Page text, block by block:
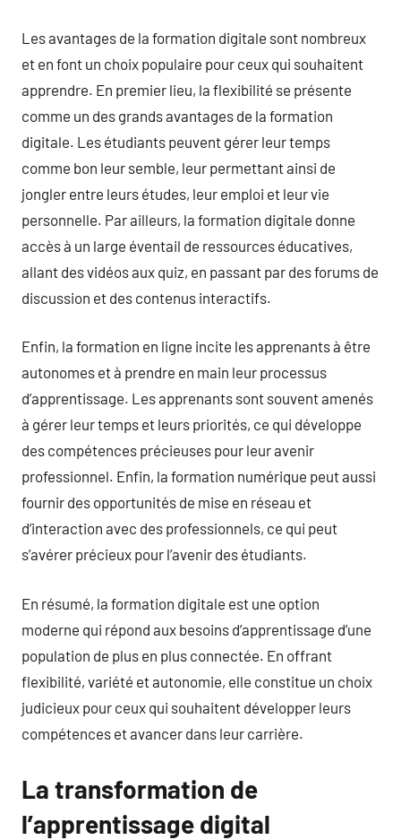
Les avantages de la formation digitale sont nombreux
et en font un choix populaire pour ceux qui souhaitent
apprendre. En premier lieu, la flexibilité se présente
comme un des grands avantages de la formation
digitale. Les étudiants peuvent gérer leur temps
comme bon leur semble, leur permettant ainsi de
jongler entre leurs études, leur emploi et leur vie
personnelle. Par ailleurs, la formation digitale donne
accès à un large éventail de ressources éducatives,
allant des vidéos aux quiz, en passant par des forums de
discussion et des contenus interactifs.
Enfin, la formation en ligne incite les apprenants à être
autonomes et à prendre en main leur processus
d’apprentissage. Les apprenants sont souvent amenés
à gérer leur temps et leurs priorités, ce qui développe
des compétences précieuses pour leur avenir
professionnel. Enfin, la formation numérique peut aussi
fournir des opportunités de mise en réseau et
d’interaction avec des professionnels, ce qui peut
s’avérer précieux pour l’avenir des étudiants.
En résumé, la formation digitale est une option
moderne qui répond aux besoins d’apprentissage d’une
population de plus en plus connectée. En offrant
flexibilité, variété et autonomie, elle constitue un choix
judicieux pour ceux qui souhaitent développer leurs
compétences et avancer dans leur carrière.
La transformation de
l’apprentissage digital